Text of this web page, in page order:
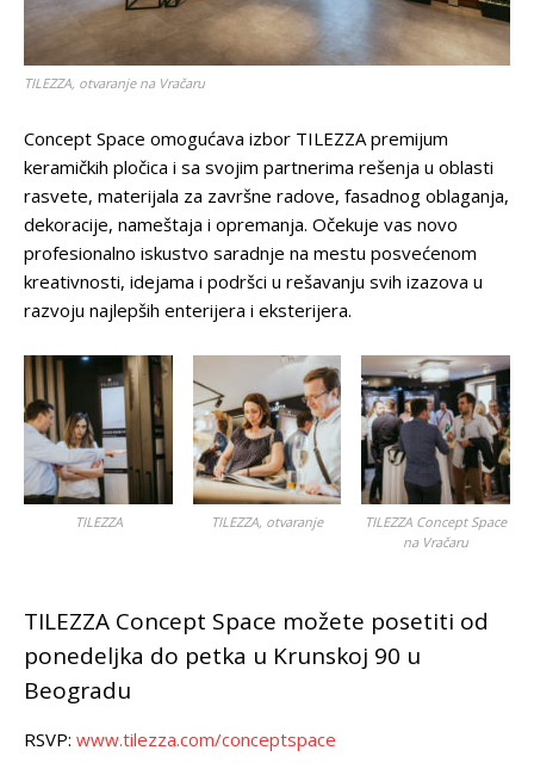
TILEZZA, otvaranje na Vračaru
Concept Space omogućava izbor TILEZZA premijum
keramičkih pločica i sa svojim partnerima rešenja u oblasti
rasvete, materijala za završne radove, fasadnog oblaganja,
dekoracije, nameštaja i opremanja. Očekuje vas novo
profesionalno iskustvo saradnje na mestu posvećenom
kreativnosti, idejama i podršci u rešavanju svih izazova u
razvoju najlepših enterijera i eksterijera.
TILEZZA TILEZZA, otvaranje
TILEZZA Concept Space
na Vračaru
TILEZZA Concept Space možete posetiti od
ponedeljka do petka u Krunskoj 90 u
Beogradu
RSVP: www.tilezza.com/conceptspace